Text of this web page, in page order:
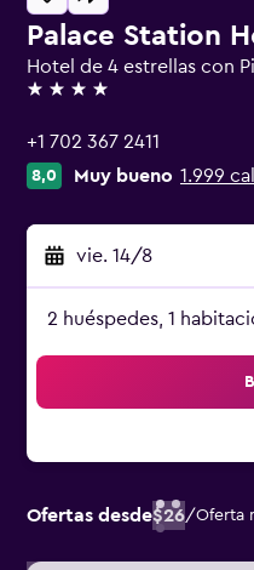
Palace Station
Hotel de 4 estrellas con
4 estrellas
+1 702 367 2411
8,0 Muy bueno 1.999
vie. 14/8
2 huéspedes, 1
Ofertas desde$26/Oferta